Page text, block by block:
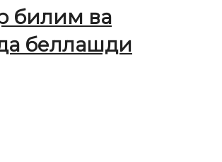
билим ва
беллашди